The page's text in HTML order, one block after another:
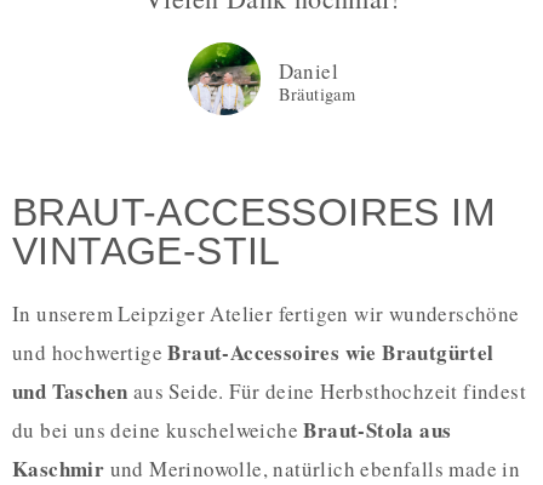
Daniel
Bräutigam
BRAUT-ACCESSOIRES IM
VINTAGE-STIL
In unserem Leipziger Atelier fertigen wir wunderschöne
und hochwertigeBraut-Accessoires wie Brautgürtel
und Taschen aus Seide. Für deine Herbsthochzeit findest
du bei uns deine kuschelweicheBraut-Stola aus
Kaschmir und Merinowolle, natürlich ebenfalls made in